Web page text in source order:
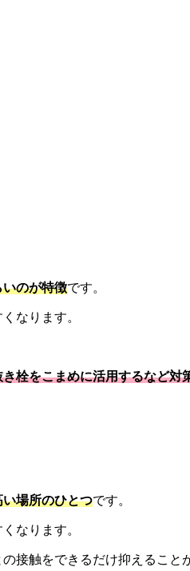
のが特徴です。
なります。
栓をこまめに活用するなど対
場所のひとつです。
なります。
接触をできるだけ抑えること